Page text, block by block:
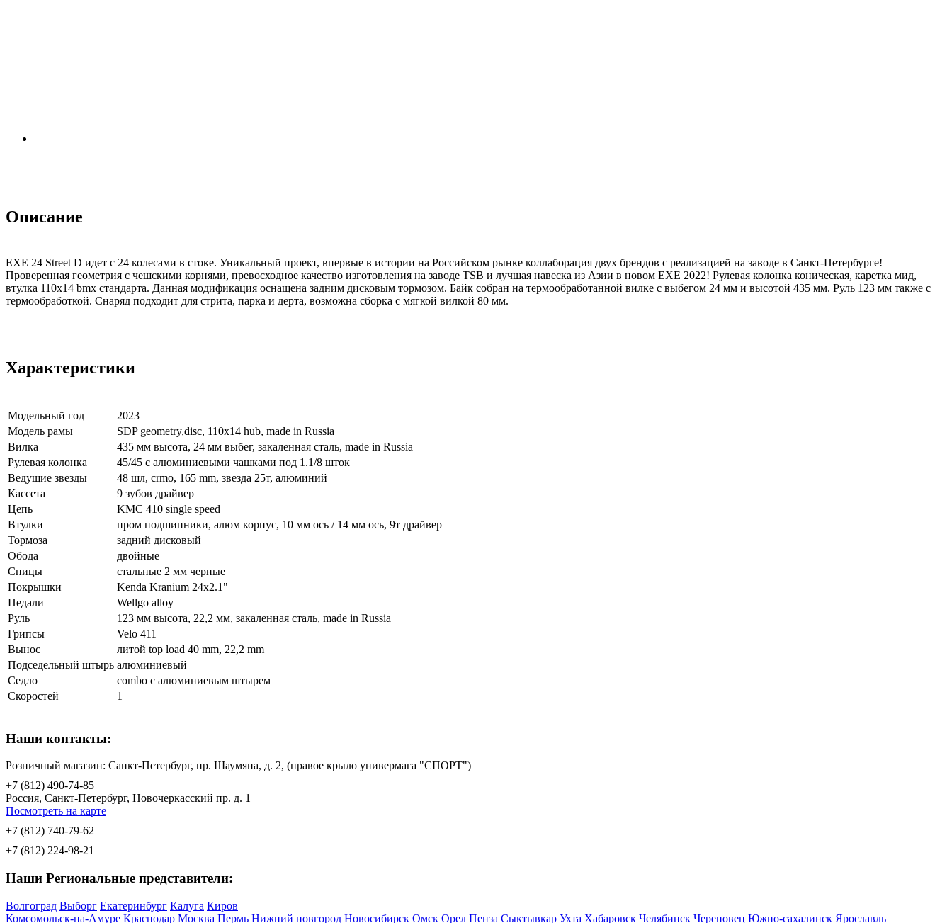
Описание
EXE 24 Street D идет с 24 колесами в стоке. Уникальный проект, впервые в истории на Российском рынке коллаборация двух брендов с реализацией на заводе в Санкт-Петербурге!
Проверенная геометрия с чешскими корнями, превосходное качество изготовления на заводе TSB и лучшая навеска из Азии в новом EXE 2022! Рулевая колонка коническая, каретка мид,
втулка 110х14 bmx стандарта. Данная модификация оснащена задним дисковым тормозом. Байк собран на термообработанной вилке с выбегом 24 мм и высотой 435 мм. Руль 123 мм также с
термообработкой. Снаряд подходит для стрита, парка и дерта, возможна сборка с мягкой вилкой 80 мм.
Характеристики
Модельный год
2023
Модель рамы
SDP geometry,disc, 110x14 hub, made in Russia
Вилка
435 мм высота, 24 мм выбег, закаленная сталь, made in Russia
Рулевая колонка
45/45 с алюминиевыми чашками под 1.1/8 шток
Ведущие звезды
48 шл, crmo, 165 mm, звезда 25т, алюминий
Кассета
9 зубов драйвер
Цепь
KMC 410 single speed
Втулки
пром подшипники, алюм корпус, 10 мм ось / 14 мм ось, 9т драйвер
Тормоза
задний дисковый
Обода
двойные
Спицы
стальные 2 мм черные
Покрышки
Kenda Kranium 24x2.1"
Педали
Wellgo alloy
Руль
123 мм высота, 22,2 мм, закаленная сталь, made in Russia
Грипсы
Velo 411
Вынос
литой top load 40 mm, 22,2 mm
Подседельный штырь алюминиевый
Седло
combo с алюминиевым штырем
Скоростей
1
Наши контакты:
Розничный магазин: Санкт-Петербург, пр. Шаумяна, д. 2, (правое крыло универмага "СПОРТ")
+7 (812) 490-74-85
Россия, Санкт-Петербург, Новочеркасский пр. д. 1
Посмотреть на карте
+7 (812) 740-79-62
+7 (812) 224-98-21
Наши Региональные представители:
Волгоград Выборг Екатеринбург Калуга Киров
Комсомольск-на-Амуре Краснодар Москва Пермь Нижний новгород Новосибирск Омск Орел Пенза Сыктывкар Ухта Хабаровск Челябинск Череповец Южно-сахалинск Ярославль